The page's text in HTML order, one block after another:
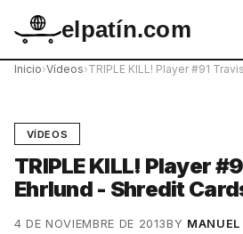
elpatín.com
Inicio›Vídeos›TRIPLE KILL! Player #91
VÍDEOS
TRIPLE KILL! Player
Ehrlund - Shredit
4 DE NOVIEMBRE DE 2013BY